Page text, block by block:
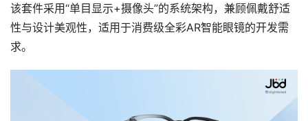
新
闻
该套件采用“单目显示+摄像头”的系统架构，兼顾佩戴舒适
性与设计美观性，适用于消费级全彩AR智能眼镜的开发需
求。